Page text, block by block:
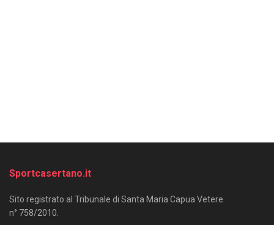
Sportcasertano.it
Sito registrato al Tribunale di Santa Maria Capua Vetere
n° 758/2010.